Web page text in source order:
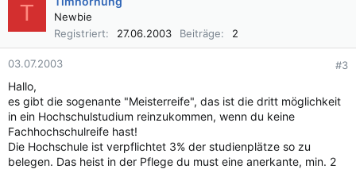
T
Newbie
Registriert
27.06.2003 Beiträge 2
03.07.2003 #3
Hallo,
es gibt die sogenante "Meisterreife", das ist die dritt möglichkeit
in ein Hochschulstudium reinzukommen, wenn du keine
Fachhochschulreife hast!
Die Hochschule ist verpflichtet 3% der studienplätze so zu
belegen. Das heist in der Pflege du must eine anerkante, min. 2